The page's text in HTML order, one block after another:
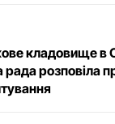
кладовище в
рада розповіла